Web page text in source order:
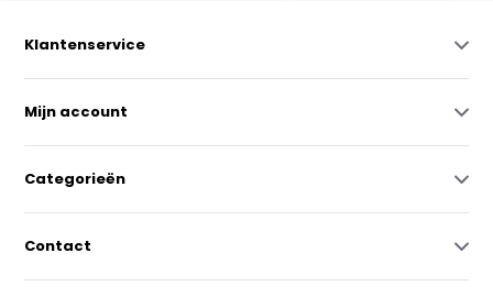
Klantenservice
Mijn account
Categorieën
Contact